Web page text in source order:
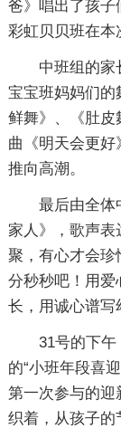
爸》唱出了孩子
彩虹贝贝班在本
中班组的家
宝宝班妈妈们的
鲜舞》、《肚皮
曲《明天会更
推向高潮。
最后由全体
家人》，歌声
聚，有心才会珍
分秒秒吧！用爱
长，用诚心谱写
31号的下
的“小班年段喜
第一次参与的迎
织着，从孩子的